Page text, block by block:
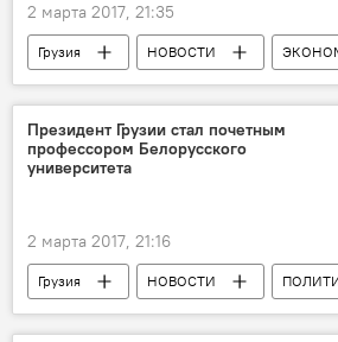
2 марта 2017, 21:35
Грузия НОВОСТИ
Гия Хубуа
Ингури ГЭС
Президент Грузии стал почетным
профессором Белорусского
университета
2 марта 2017, 21:16
Грузия НОВОСТИ
Георгий Маргвелашвили